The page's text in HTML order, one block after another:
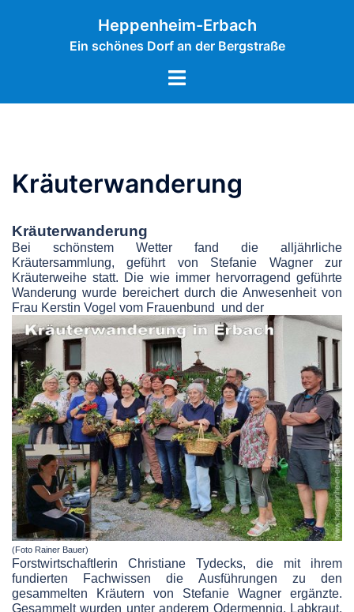
Heppenheim-Erbach
Ein schönes Dorf an der Bergstraße
Menü
umschalten
Kräuterwanderung
Kräuterwanderung
Bei schönstem Wetter fand die alljährliche
Kräutersammlung, geführt von Stefanie Wagner zur
Kräuterweihe statt. Die wie immer hervorragend geführte
Wanderung wurde bereichert durch die Anwesenheit von
Frau Kerstin Vogel vom Frauenbund und der
(Foto Rainer Bauer)
Forstwirtschaftlerin Christiane Tydecks, die mit ihrem
fundierten Fachwissen die Ausführungen zu den
gesammelten Kräutern von Stefanie Wagner ergänzte.
Gesammelt wurden unter anderem Odermennig, Labkraut,